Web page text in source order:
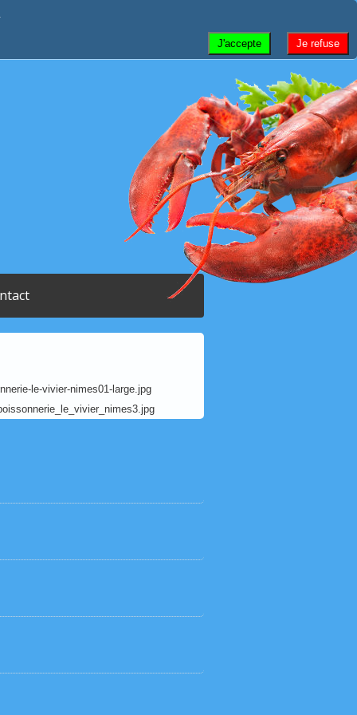
Je refuse
J'accepte